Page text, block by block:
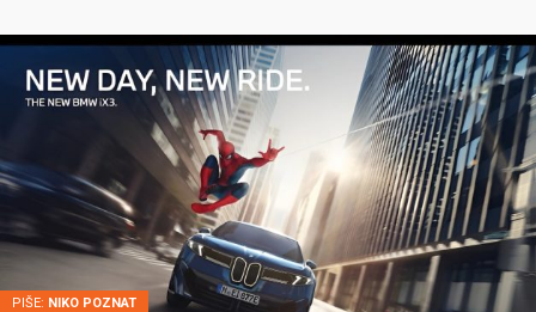
PIŠE: NIKO POZNAT